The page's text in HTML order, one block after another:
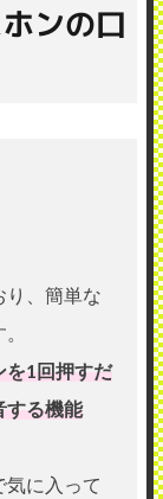
り、簡単な
を1回押すだ
する機能
気に入って